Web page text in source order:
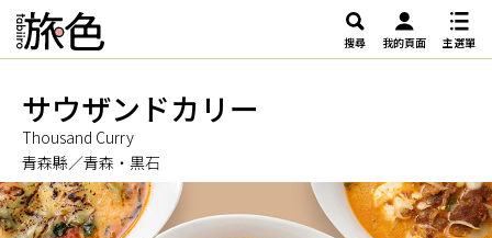
搜尋 我的頁面 主選單
サウザンドカリー
Thousand Curry
青森縣／青森・黒石